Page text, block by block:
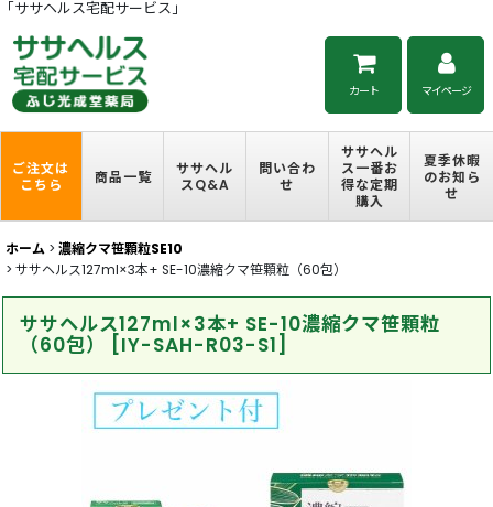
「ササヘルス宅配サービス」
カート マイページ
ご注文は
こちら
商品一覧
ササヘル
スQ&A
問い合わ
せ
ササヘル
ス一番お
得な定期
購入
夏季休暇
のお知ら
せ
ホーム > 濃縮クマ笹顆粒SE10
> ササヘルス127ml×3本+ SE-10濃縮クマ笹顆粒（60包）
ササヘルス127ml×3本+ SE-10濃縮クマ笹顆粒
（60包） [IY-SAH-R03-S1]